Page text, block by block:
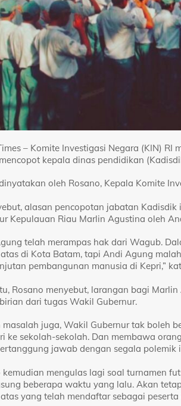
– Komite Investigasi Negara (KIN)
kepala dinas pendidikan
oleh Rosano, Kepala Komite
alasan pencopotan jabatan
Kepulauan Riau Marlin Agustina oleh
telah merampas hak dari Wagub.
di Kota Batam, tapi Andi Agung
pembangunan manusia di Kepri,”
Rosano menyebut, larangan bagi
dari tugas Wakil Gubernur.
masalah juga, Wakil Gubernur tak boleh
ke sekolah-sekolah. Dan membawa
jawab dengan segala polemik
kemudian mengulas lagi soal turnamen
beberapa waktu yang lalu. Akan
yang telah mendaftar sebagai